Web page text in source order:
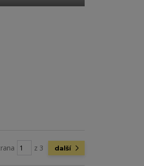
z 3 další